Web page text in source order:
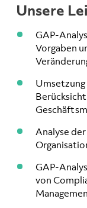
Unsere
GAP-
Vorgaben
Analyse
GAP-
von